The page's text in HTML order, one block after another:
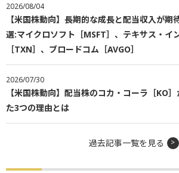
2026/08/04
【米国株動向】長期的な成長と配当収入が期
選:マイクロソフト［MSFT］、テキサス・イ
［TXN］、ブロードコム［AVGO］
2026/07/30
【米国株動向】配当株のコカ・コーラ［KO
た3つの理由とは
過去記事一覧を見る